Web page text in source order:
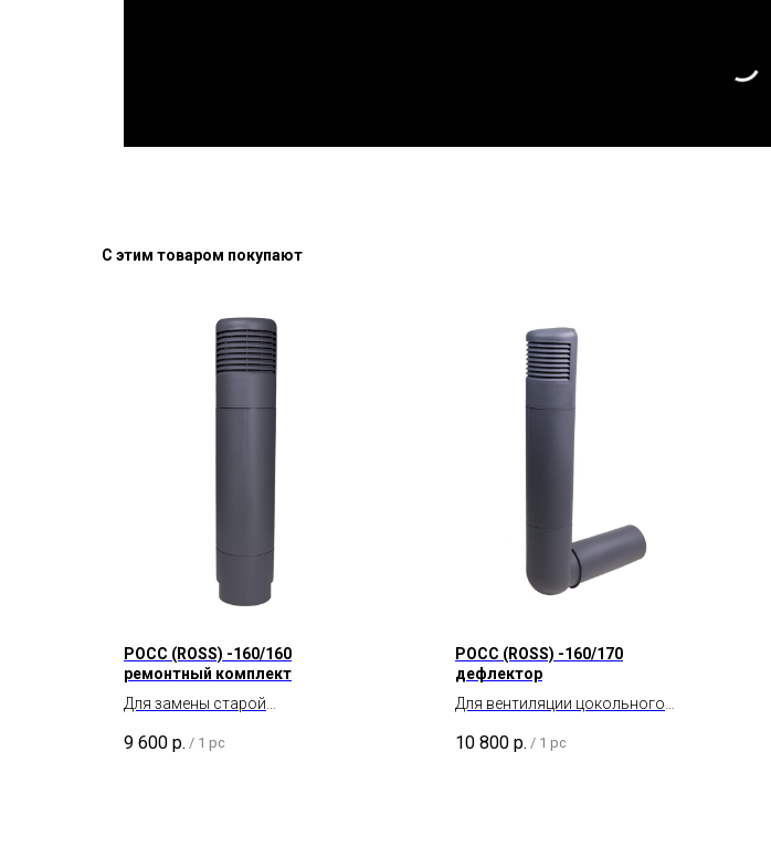
С этим товаром покупают
POCC (ROSS) -160/160
ремонтный комплект
Для замены старой
диаметром 160 мм.
9 600 р. / 1 pc
POCC (ROSS) -160/170
дефлектор
Для вентиляции цокольного
10 800 р. / 1 pc